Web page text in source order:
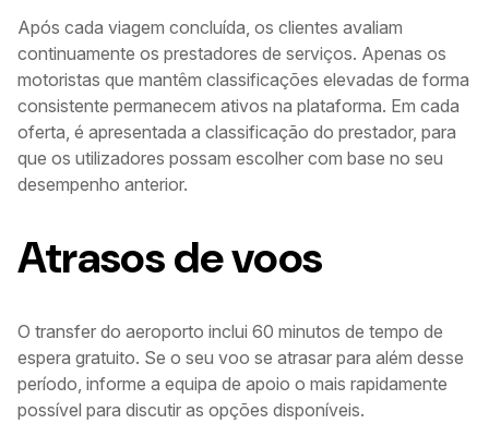
Após cada viagem concluída, os clientes avaliam
continuamente os prestadores de serviços. Apenas os
motoristas que mantêm classificações elevadas de forma
consistente permanecem ativos na plataforma. Em cada
oferta, é apresentada a classificação do prestador, para
que os utilizadores possam escolher com base no seu
desempenho anterior.
Atrasos de voos
O transfer do aeroporto inclui 60 minutos de tempo de
espera gratuito. Se o seu voo se atrasar para além desse
período, informe a equipa de apoio o mais rapidamente
possível para discutir as opções disponíveis.